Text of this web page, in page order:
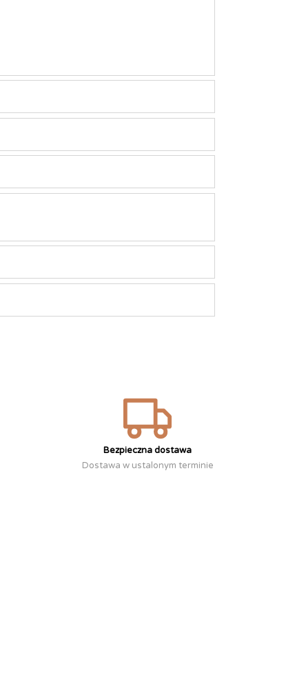
Bezpieczna dostawa
Dostawa w ustalonym terminie